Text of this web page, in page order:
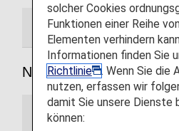
Allgemeine Ankündigungen
Neueste
Neugestaltung der
solcher Cookies
Funktionen einer Reihe
Elementen verhindern
Informationen finden Sie
Richtlinie
. Wenn Sie die
nutzen, erfassen wir
damit Sie unsere Dienste
können: